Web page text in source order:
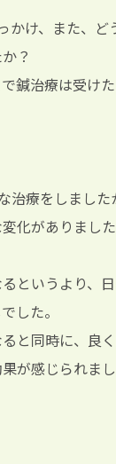
かけ、また、ど
？
鍼治療は受けた
治療をしまし
化がありまし
というより、
した。
と同時に、良
が感じられま